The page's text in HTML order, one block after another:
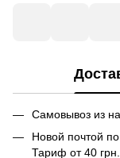
Самовывоз из
Новой почтой
Тариф от 40 грн.